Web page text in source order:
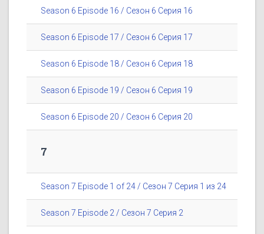
Season 6 Episode 16 / Сезон 6 Серия 16
Season 6 Episode 17 / Сезон 6 Серия 17
Season 6 Episode 18 / Сезон 6 Серия 18
Season 6 Episode 19 / Сезон 6 Серия 19
Season 6 Episode 20 / Сезон 6 Серия 20
7
Season 7 Episode 1 of 24 / Сезон 7 Серия 1 из 24
Season 7 Episode 2 / Сезон 7 Серия 2